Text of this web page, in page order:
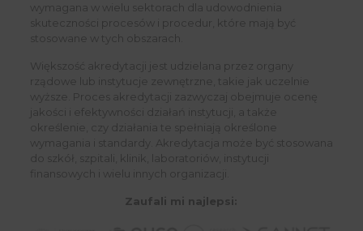
wymagana w wielu sektorach dla udowodnienia
skuteczności procesów i procedur, które mają być
stosowane w tych obszarach.
Większość akredytacji jest udzielana przez organy
rządowe lub instytucje zewnętrzne, takie jak uczelnie
wyższe. Proces akredytacji zazwyczaj obejmuje ocenę
jakości i efektywności działań instytucji, a także
określenie, czy działania te spełniają określone
wymagania i standardy. Akredytacja może być stosowana
do szkół, szpitali, klinik, laboratoriów, instytucji
finansowych i wielu innych organizacji.
Zaufali mi najlepsi: